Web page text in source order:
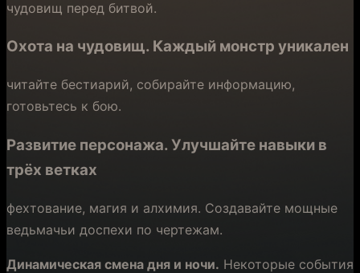
чудовищ перед битвой.
Охота на чудовищ. Каждый монстр уникален
читайте бестиарий, собирайте информацию,
готовьтесь к бою.
Развитие персонажа.Улучшайте навыки в
трёх ветках
фехтование, магия и алхимия. Создавайте мощные
ведьмачьи доспехи по чертежам.
Динамическая смена дня и ночи. Некоторые события